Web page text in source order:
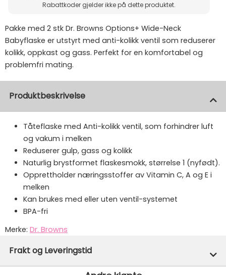
Rabattkoder gjelder ikke på dette produktet.
Pakke med 2 stk Dr. Browns Options+ Wide-Neck
Babyflaske er utstyrt med anti-kolikk ventil som reduserer
kolikk, oppkast og gass. Perfekt for en komfortabel og
problemfri mating.
Produktbeskrivelse
Tåteflaske med Anti-kolikk ventil, som forhindrer luft
og vakum i melken
Reduserer gulp, gass og kolikk
Naturlig brystformet flaskesmokk, størrelse 1 (nyfødt).
Opprettholder næringsstoffer av Vitamin C, A og E i
melken
Kan brukes med eller uten ventil-systemet
BPA-fri
Merke: Dr. Browns
Frakt og Leveringstid